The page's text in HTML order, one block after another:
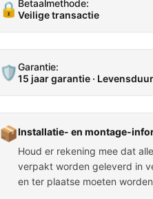
🔒 Betaalmethode:
Veilige transactie
🛡️Garantie:
15 jaar garantie ·
📦Installatie- en montage-
Houd er rekening mee dat
verpakt worden geleverd in
en ter plaatse moeten